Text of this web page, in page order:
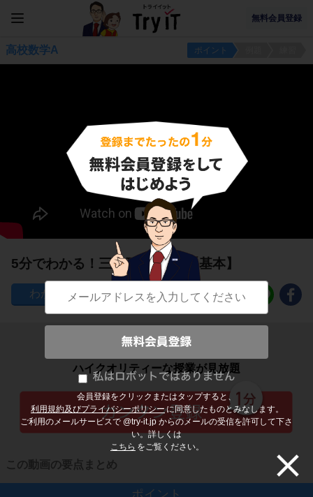
無料会員登録
会員登録をクリックまたはタップすると、
利用規約及びプライバシーポリシー に同意したものとみなします。
ご利用のメールサービスで @try-it.jp からのメールの受信を許可して下さ
い。詳しくは
こちら をご覧ください。
高校数学A ポイント
5分でわかる！三角形の内心1【基本】
391
子どもの勉強から大人の学び直しまで
ハイクオリティーな授業が見放題
この動画の要点まとめ